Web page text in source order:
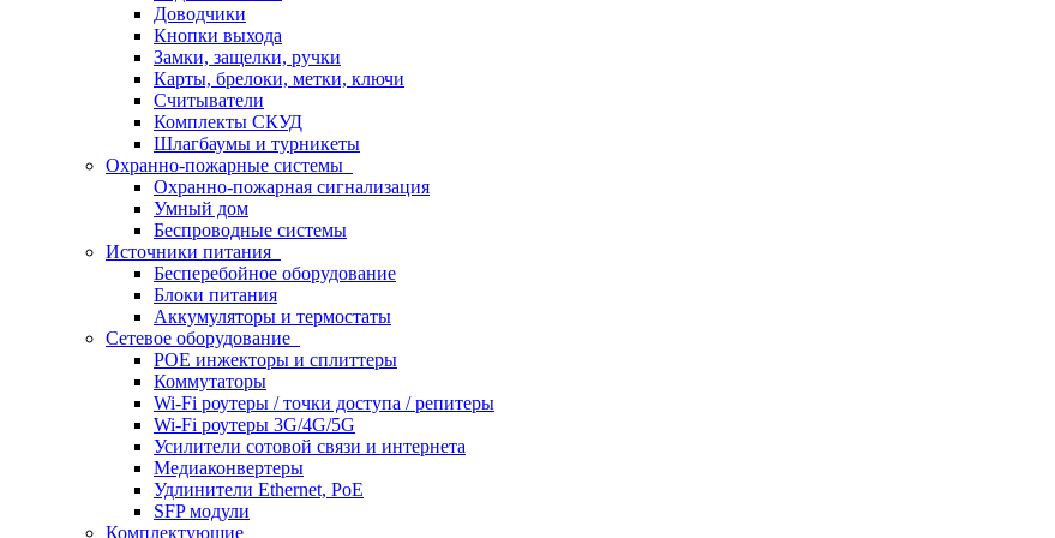
Доводчики
Кнопки выхода
Замки, защелки, ручки
Карты, брелоки, метки, ключи
Считыватели
Комплекты СКУД
Шлагбаумы и турникеты
Охранно-пожарные системы
Охранно-пожарная сигнализация
Умный дом
Беспроводные системы
Источники питания
Бесперебойное оборудование
Блоки питания
Аккумуляторы и термостаты
Сетевое оборудование
POE инжекторы и сплиттеры
Коммутаторы
Wi-Fi роутеры / точки доступа / репитеры
Wi-Fi роутеры 3G/4G/5G
Усилители сотовой связи и интернета
Медиаконвертеры
Удлинители Ethernet, PoE
SFP модули
Комплектующие